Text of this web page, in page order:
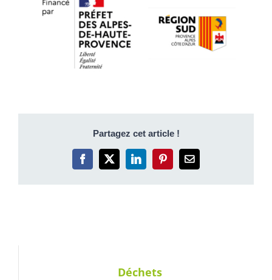
Partagez cet article !
Facebook
X LinkedInPinterestEmail
Déchets